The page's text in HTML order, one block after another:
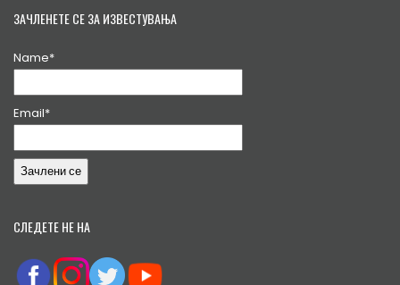
ЗАЧЛЕНЕТЕ СЕ ЗА ИЗВЕСТУВАЊА
Name*
Email*
СЛЕДЕТЕ НЕ НА